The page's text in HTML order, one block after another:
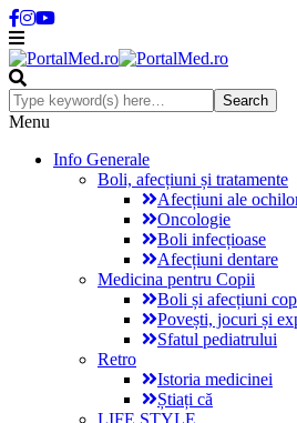
Menu
Info Generale
Boli, afecțiuni și tratamente
Afecțiuni ale
Oncologie
Boli infecțioase
Afecțiuni dentare
Medicina pentru Copii
Boli și afecțiuni
Povești, jocuri și
Sfatul pediatrului
Retro
Istoria medicinei
Știați că
LIFE STYLE